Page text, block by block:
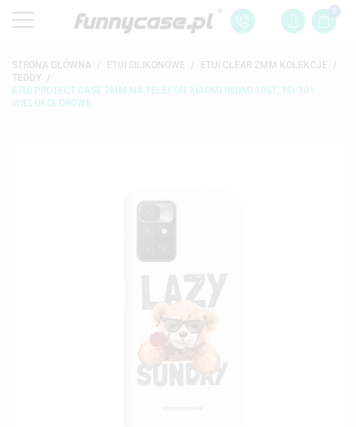
0
STRONA GŁÓWNA ETUI SILIKONOWE
ETUI CLEAR 2MM KOLEKCJE
TEDDY
ETUI PROTECT CASE 2MM NA TELEFON XIAOMI REDMI 10ST_TEI-101
WIELOKOLOROWE